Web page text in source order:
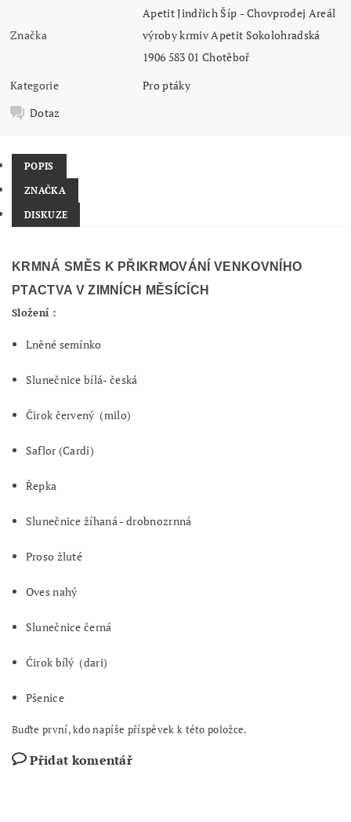
Značka
Apetit Jindřich Šíp - Chovprodej Areál
výroby krmiv Apetit Sokolohradská
1906 583 01 Chotěboř
Kategorie
Pro ptáky
Dotaz
POPIS
ZNAČKA
DISKUZE
KRMNÁ SMĚS K PŘIKRMOVÁNÍ VENKOVNÍHO
PTACTVA V ZIMNÍCH MĚSÍCÍCH
Složení :
Lněné semínko
Slunečnice bílá- česká
Čirok červený (milo)
Saflor (Cardi)
Řepka
Slunečnice žíhaná - drobnozrnná
Proso žluté
Oves nahý
Slunečnice černá
Čirok bílý (dari)
Pšenice
Buďte první, kdo napíše příspěvek k této položce.
Přidat komentář